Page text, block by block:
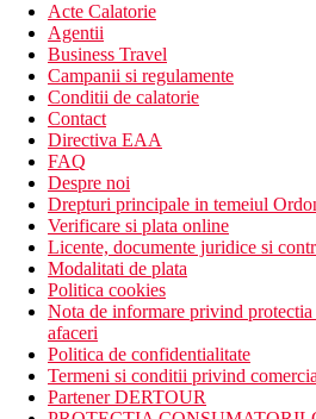
Acte Calatorie
Agentii
Business Travel
Campanii si regulamente
Conditii de calatorie
Contact
Directiva EAA
FAQ
Despre noi
Drepturi principale in temeiul
Verificare si plata online
Licente, documente juridice si
Modalitati de plata
Politica cookies
Nota de informare privind
afaceri
Politica de confidentialitate
Termeni si conditii privind
Partener DERTOUR